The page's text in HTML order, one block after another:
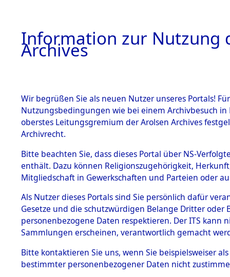
BESTÄNDE
1.
mente
5. Verschiedenes
5.3
Todesmärsche
5.3.1 Alliierte
Erhebungen
zu
Todesmärsch
Dead -
Information zur Nutzung
Archives
Wir begrüßen Sie als neuen Nutzer unseres Portals!
Nutzungsbedingungen wie bei einem Archivbesuch
oberstes Leitungsgremium der Arolsen Archives
Archivrecht.
Bitte beachten Sie, dass dieses Portal über NS-
enthält. Dazu können Religionszugehörigkeit,
Mitgliedschaft in Gewerkschaften und Parteien oder
Als Nutzer dieses Portals sind Sie persönlich dafür
Gesetze und die schutzwürdigen Belange Dritter
personenbezogene Daten respektieren. Der ITS
Sammlungen erscheinen, verantwortlich gemacht
Bitte kontaktieren Sie uns, wenn Sie beispielsweiser
bestimmter personenbezogener Daten nicht